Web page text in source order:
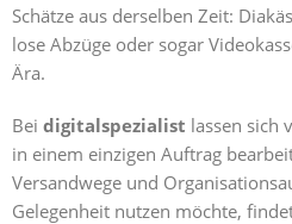
Schätze aus derselben Zeit:
lose Abzüge oder sogar
Ära.
Bei digitalspezialist lassen sich
in einem einzigen Auftrag
Versandwege und
Gelegenheit nutzen möchte,